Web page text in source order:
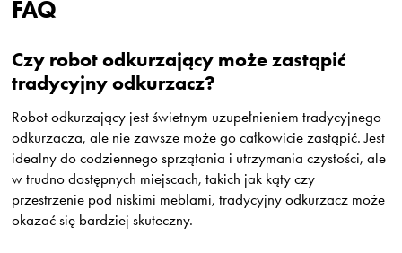
FAQ
Czy robot odkurzający może zastąpić
tradycyjny odkurzacz?
Robot odkurzający jest świetnym uzupełnieniem tradycyjnego
odkurzacza, ale nie zawsze może go całkowicie zastąpić. Jest
idealny do codziennego sprzątania i utrzymania czystości, ale
w trudno dostępnych miejscach, takich jak kąty czy
przestrzenie pod niskimi meblami, tradycyjny odkurzacz może
okazać się bardziej skuteczny.